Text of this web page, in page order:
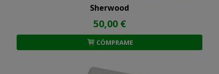
Sherwood
50,00 €
CÓMPRAME